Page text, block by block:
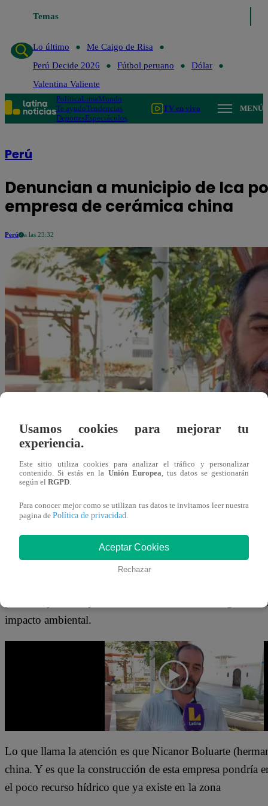
Temas
Lo último
Me Caigo de Risa
Perú Decide 2026
Fútbol peruano
Dólar
Valentina Valiente
PolíticaLimaMundo
Te ayudoTendencias
DeportesEspectáculos
TV en vivo MENÚ
Perú
Denuncian a municipio de Ica
empresa de cerámica china
Perú a las 23:32
permitir que la empresa de cerámicas chinas, Tengda,
impacto ambiental.
Lo que llama la atención es que Nicanor Boluarte
china. Y es que la construcción de esta empresa pondría
el poco recurso hídrico que ya existe en la zona
Usamos cookies para mejorar tu
experiencia.
Este sitio utiliza cookies para analizar el tráfico y personalizar
contenido. Si estás en la Unión Europea, tus datos se gestionarán
según el RGPD.
Para conocer mejor como se utilizan tus datos te invitamos leer nuestra
pagina de Política de privacidad.
Aceptar Cookies
Rechazar